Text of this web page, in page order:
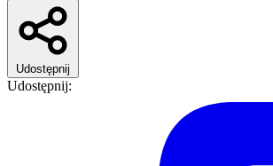
Udostępnij
Udostępnij: